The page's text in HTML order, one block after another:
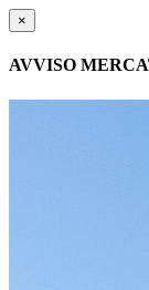
×
AVVISO